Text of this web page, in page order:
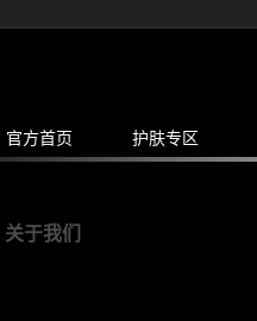
官方首页 护肤专区
关于我们